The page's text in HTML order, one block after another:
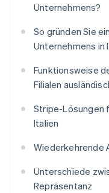
Unternehmens?
So gründen Sie
Unternehmens in
Funktionsweise
Filialen
Stripe-Lösungen
Italien
Wiederkehrende
Unterschiede
Repräsentanz